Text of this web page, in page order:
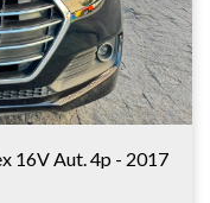
16V Aut. 4p - 2017